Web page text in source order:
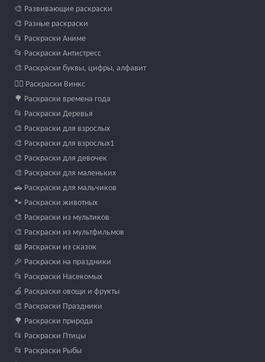
🎨 Развивающие раскраски
🎨 Разные раскраски
📂 Раскраски Аниме
📂 Раскраски Антистресс
🎨 Раскраски буквы, цифры, алфавит
🧚‍♀️ Раскраски Винкс
🌳 Раскраски времена года
📂 Раскраски Деревья
🎨 Раскраски для взрослых
🎨 Раскраски для взрослых1
🎨 Раскраски для девочек
🎨 Раскраски для маленьких
🚗 Раскраски для мальчиков
🐾 Раскраски животных
🎨 Раскраски из мультиков
🎨 Раскраски из мультфильмов
📖 Раскраски из сказок
🎉 Раскраски на праздники
📂 Раскраски Насекомых
🍏 Раскраски овощи и фрукты
🎨 Раскраски Праздники
🌳 Раскраски природа
📂 Раскраски Птицы
📂 Раскраски Рыбы